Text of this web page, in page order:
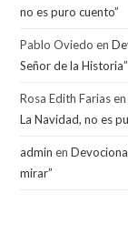
no es puro cuento”
Pablo Oviedo en
Señor de la Historia”
Rosa Edith Farias
La Navidad, no es
admin en
mirar”